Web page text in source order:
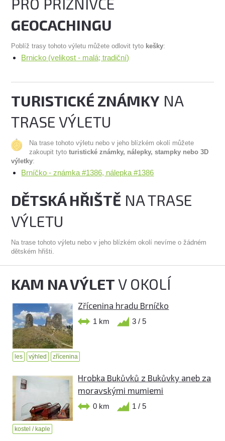
GEOCACHINGU
Poblíž trasy tohoto výletu můžete odlovit tyto kešky:
Brnicko (velikost - malá; tradiční)
TURISTICKÉ ZNÁMKY NA
TRASE VÝLETU
Na trase tohoto výletu nebo v jeho blízkém okolí můžete
zakoupit tytoturistické známky, nálepky, stampky nebo 3D
výletky:
Brníčko - známka #1386, nálepka #1386
DĚTSKÁ HŘIŠTĚ NA TRASE
VÝLETU
Na trase tohoto výletu nebo v jeho blízkém okolí nevíme o žádném
dětském hřišti.
KAM NA VÝLETV OKOLÍ
Zřícenina hradu Brníčko
1 km 3 / 5
les výhled zřícenina
Hrobka Bukůvků z Bukůvky aneb za
moravskými mumiemi
0 km 1 / 5
kostel / kaple